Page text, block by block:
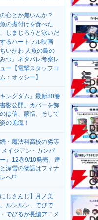
心とか無いんか？
の煮付けを食べた
しまじろうと泳いだ
るハートフル映画
ちいかわ 人魚の島の
つ』ネタバレ考察レ
ー【電撃スタッフコ
：オッシー】
キングダム』最新80巻
影公開。カバーを飾
は信、蒙恬、そして
の羌瘣！
続・魔法科高校の劣等
メイジアン・カンパ
』12巻9/10発売。達
深雪の物語はフィナ
へ!?
にじさんじ】月ノ美
ルンルン、でびで
でびるが長編アニメ